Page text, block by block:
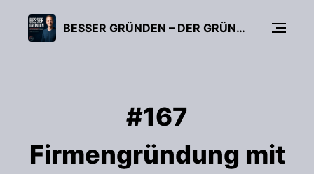
BESSER GRÜNDEN – DER GRÜNDUNGS-PODCAST (FÜR UNTERNEHMER, FREIBERUFLER & START-UPS)
#167
Firmengründung mit